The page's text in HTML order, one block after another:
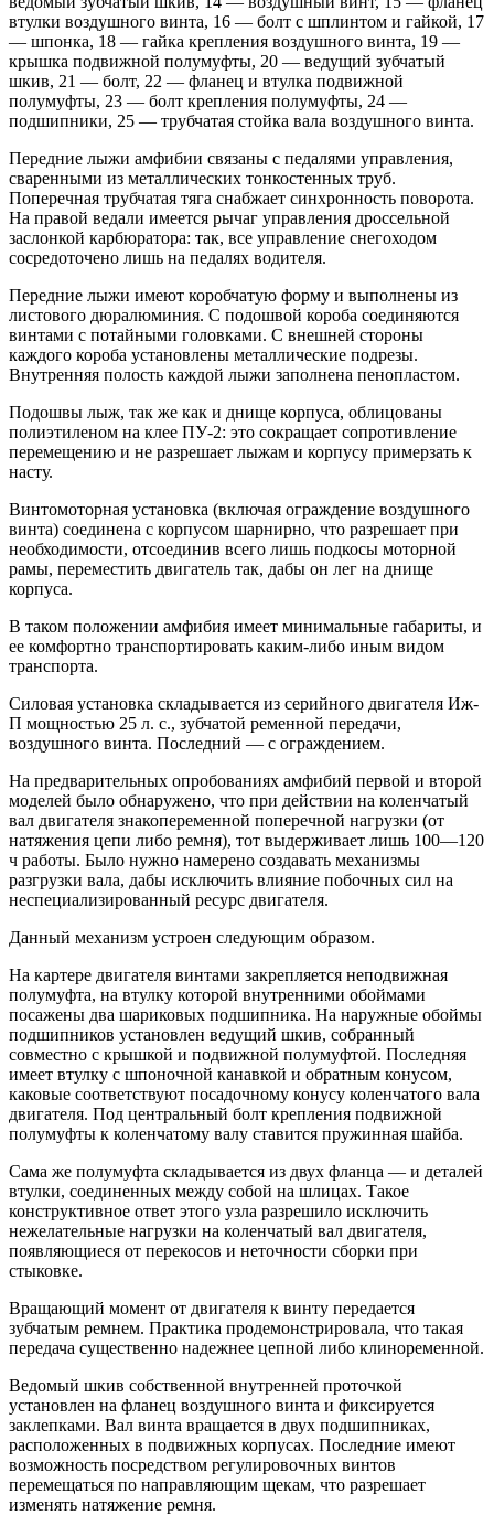
втулки воздушного винта, 16 — болт с шплинтом и гайкой, 17
— шпонка, 18 — гайка крепления воздушного винта, 19 —
крышка подвижной полумуфты, 20 — ведущий зубчатый
шкив, 21 — болт, 22 — фланец и втулка подвижной
полумуфты, 23 — болт крепления полумуфты, 24 —
подшипники, 25 — трубчатая стойка вала воздушного винта.
Передние лыжи амфибии связаны с педалями управления,
сваренными из металлических тонкостенных труб.
Поперечная трубчатая тяга снабжает синхронность поворота.
На правой ведали имеется рычаг управления дроссельной
заслонкой карбюратора: так, все управление снегоходом
сосредоточено лишь на педалях водителя.
Передние лыжи имеют коробчатую форму и выполнены из
листового дюралюминия. С подошвой короба соединяются
винтами с потайными головками. С внешней стороны
каждого короба установлены металлические подрезы.
Внутренняя полость каждой лыжи заполнена пенопластом.
Подошвы лыж, так же как и днище корпуса, облицованы
полиэтиленом на клее ПУ-2: это сокращает сопротивление
перемещению и не разрешает лыжам и корпусу примерзать к
насту.
Винтомоторная установка (включая ограждение воздушного
винта) соединена с корпусом шарнирно, что разрешает при
необходимости, отсоединив всего лишь подкосы моторной
рамы, переместить двигатель так, дабы он лег на днище
корпуса.
В таком положении амфибия имеет минимальные габариты, и
ее комфортно транспортировать каким-либо иным видом
транспорта.
Силовая установка складывается из серийного двигателя Иж-
П мощностью 25 л. с., зубчатой ременной передачи,
воздушного винта. Последний — с ограждением.
На предварительных опробованиях амфибий первой и второй
моделей было обнаружено, что при действии на коленчатый
вал двигателя знакопеременной поперечной нагрузки (от
натяжения цепи либо ремня), тот выдерживает лишь 100—120
ч работы. Было нужно намерено создавать механизмы
разгрузки вала, дабы исключить влияние побочных сил на
неспециализированный ресурс двигателя.
Данный механизм устроен следующим образом.
На картере двигателя винтами закрепляется неподвижная
полумуфта, на втулку которой внутренними обоймами
посажены два шариковых подшипника. На наружные обоймы
подшипников установлен ведущий шкив, собранный
совместно с крышкой и подвижной полумуфтой. Последняя
имеет втулку с шпоночной канавкой и обратным конусом,
каковые соответствуют посадочному конусу коленчатого вала
двигателя. Под центральный болт крепления подвижной
полумуфты к коленчатому валу ставится пружинная шайба.
Сама же полумуфта складывается из двух фланца — и деталей
втулки, соединенных между собой на шлицах. Такое
конструктивное ответ этого узла разрешило исключить
нежелательные нагрузки на коленчатый вал двигателя,
появляющиеся от перекосов и неточности сборки при
стыковке.
Вращающий момент от двигателя к винту передается
зубчатым ремнем. Практика продемонстрировала, что такая
передача существенно надежнее цепной либо клиноременной.
Ведомый шкив собственной внутренней проточкой
установлен на фланец воздушного винта и фиксируется
заклепками. Вал винта вращается в двух подшипниках,
расположенных в подвижных корпусах. Последние имеют
возможность посредством регулировочных винтов
перемещаться по направляющим щекам, что разрешает
изменять натяжение ремня.